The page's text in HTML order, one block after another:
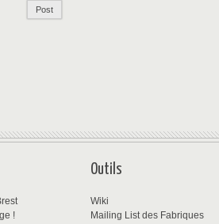
!
Outils
Wiki
Mailing List des Fabriques